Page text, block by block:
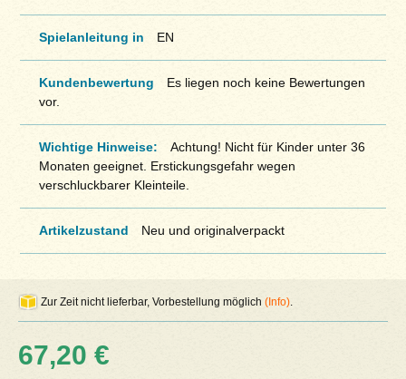
Spielanleitung in EN
Kundenbewertung
Es liegen noch keine Bewertungen
vor.
Wichtige Hinweise:
Achtung! Nicht für Kinder unter 36
Monaten geeignet. Erstickungsgefahr wegen
verschluckbarer Kleinteile.
Artikelzustand Neu und originalverpackt
Zur Zeit nicht lieferbar, Vorbestellung möglich(Info)
67,20 €